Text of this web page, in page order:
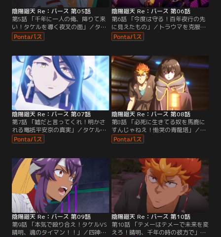
陰陽廻天 Re：バース 第05話
第5話 「千年に一人の俺、降りて来
い！タケルを導く夜叉の面」／タケ
ルは百年夜行における晴明の「この
平安京は終わりです」という言葉の
反人として追われることに。逃亡し
身を隠すタケルが、発生した闇薫の
もとに駆けつけると、これまで見た
ことのない新たな怨人が出現してい
た。
陰陽廻天 Re：バース 第06話
第6話 「今度は守る！百年夜行の先
に見えたもの」／トラウマを克服
し”千年に一人の自分”に目覚めたタ
ケル。晴明はその力の正体を探るた
尋問を行おうとする。そうした晴明
の行動に加え、ツキミヤからも晴明
に関する噂を耳にしたタケルは疑念
を一層強める。そんな中、電祇平安
京では来る百年夜行に向け準備が進
む。
陰陽廻天 Re：バース 第07話
第7話 「嘘だと言ってくれ！明かさ
れる電祇平安京の真実」／タケルが
再び目覚めた電祇平安京は、街並み
も人間関係もこれまでとは様子が異
目の前で闇薫が発生するが、なぜか
2体の式神同士の戦いが始まってし
まう。タケルが力ずくで戦闘を止め
ようとする中、そこに晴明も姿を現
す。電祇平安京で起こる不可解な現
象は全て晴明が…。
陰陽廻天 Re：バース 第08話
第8話 「必死に生きてる奴を馬鹿に
すんじゃねえ！慟哭の青龍塔」／ツ
キミヤは、晴明の行う世界蟲毒を阻
止し未来を変えるため過去に遡って
こへ、二人を追って現れたユラ。タ
ケルの必死の訴えで晴明の企みを聞
かされるも俄かに信じきれない彼女
は、真相を確かめるべく晴明のもと
へ向かう。一方、これ以上の悲劇を
止めるため…。
陰陽廻天 Re：バース 第09話
第9話 「本気で殴り合え！タケルVS
晴明、魂のタイマン！！」／四神の
陰陽廻天 Re：バース 第10話
第10話 「テメーはテメーで未来を変
えろ！晴明、千年の時の彼方で」／